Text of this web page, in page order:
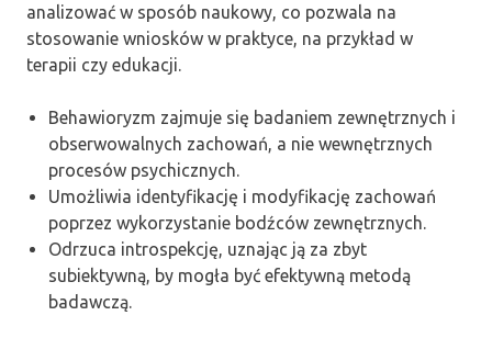
analizować w sposób naukowy, co pozwala na
stosowanie wniosków w praktyce, na przykład w
terapii czy edukacji.
Behawioryzm zajmuje się badaniem zewnętrznych i
obserwowalnych zachowań, a nie wewnętrznych
procesów psychicznych.
Umożliwia identyfikację i modyfikację zachowań
poprzez wykorzystanie bodźców zewnętrznych.
Odrzuca introspekcję, uznając ją za zbyt
subiektywną, by mogła być efektywną metodą
badawczą.